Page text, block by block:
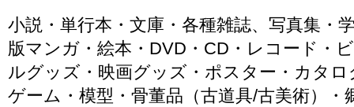
小説・単行本・文庫・各種雑誌、写真集・
版マンガ・絵本・DVD・CD・レコード・
ルグッズ・映画グッズ・ポスター・カタ
ゲーム・模型・骨董品（古道具/古美術）・